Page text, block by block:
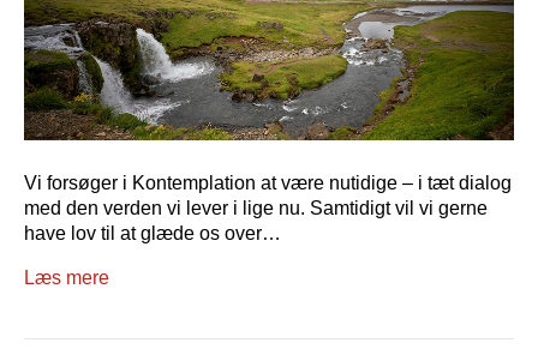
Vi forsøger i Kontemplation at være nutidige – i tæt dialog
med den verden vi lever i lige nu. Samtidigt vil vi gerne
have lov til at glæde os over…
Læs mere